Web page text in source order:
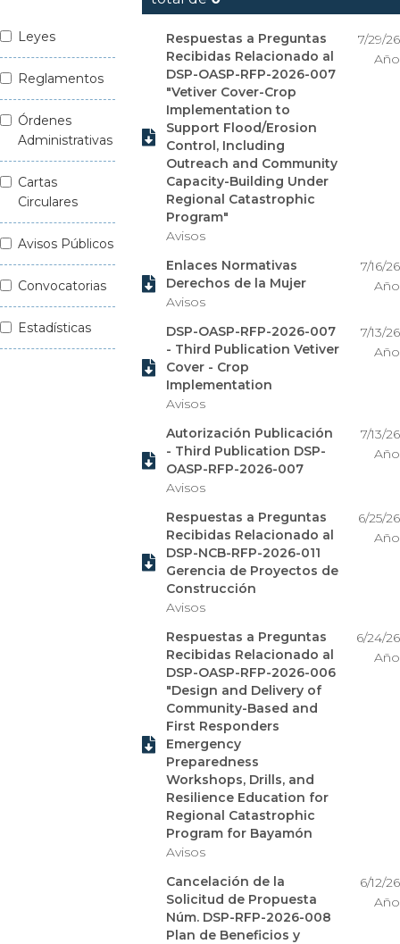
Leyes
Reglamentos
Órdenes
Administrativas
Cartas
Circulares
Avisos Públicos
Convocatorias
Estadísticas

Respuestas a Preguntas
Recibidas Relacionado al
DSP-OASP-RFP-2026-007
"Vetiver Cover-Crop
Implementation to
Support Flood/Erosion
Control, Including
Outreach and Community
Capacity-Building Under
Regional Catastrophic
Program"
Avisos
7/29/26
Año

Enlaces Normativas
Derechos de la Mujer
Avisos
7/16/26
Año

DSP-OASP-RFP-2026-007
- Third Publication Vetiver
Cover - Crop
Implementation
Avisos
7/13/26
Año

Autorización Publicación
- Third Publication DSP-
OASP-RFP-2026-007
Avisos
7/13/26
Año

Respuestas a Preguntas
Recibidas Relacionado al
DSP-NCB-RFP-2026-011
Gerencia de Proyectos de
Construcción
Avisos
6/25/26
Año

Respuestas a Preguntas
Recibidas Relacionado al
DSP-OASP-RFP-2026-006
"Design and Delivery of
Community-Based and
First Responders
Emergency
Preparedness
Workshops, Drills, and
Resilience Education for
Regional Catastrophic
Program for Bayamón
Avisos
6/24/26
Año
Cancelación de la
Solicitud de Propuesta
Núm. DSP-RFP-2026-008
Plan de Beneficios y
6/12/26
Año